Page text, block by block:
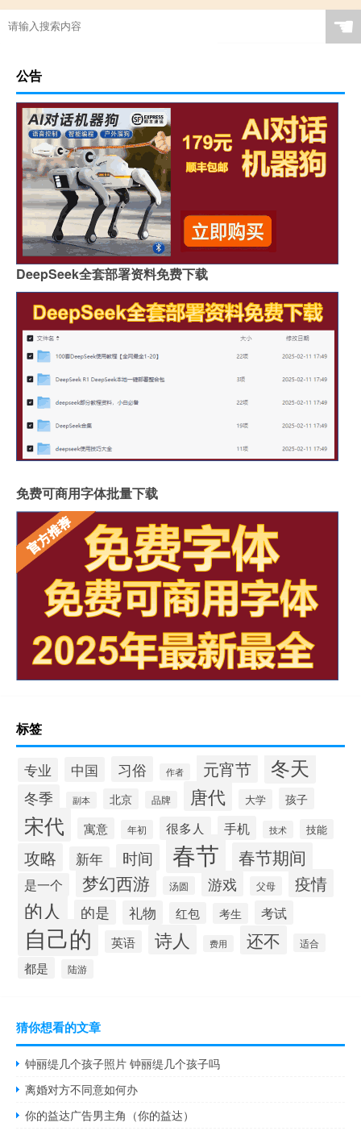
☚
公告
DeepSeek全套部署资料免费下载
免费可商用字体批量下载
标签
专业 中国 习俗 作者 元宵节 冬天
冬季 副本 北京 品牌 唐代 大学 孩子
宋代 寓意 年初 很多人 手机 技术 技能
攻略 新年 时间 春节 春节期间
是一个 梦幻西游 汤圆 游戏 父母 疫情
的人 的是 礼物 红包 考生 考试
自己的 英语 诗人 费用 还不 适合
都是 陆游
猜你想看的文章
钟丽缇几个孩子照片 钟丽缇几个孩子吗
离婚对方不同意如何办
你的益达广告男主角（你的益达）